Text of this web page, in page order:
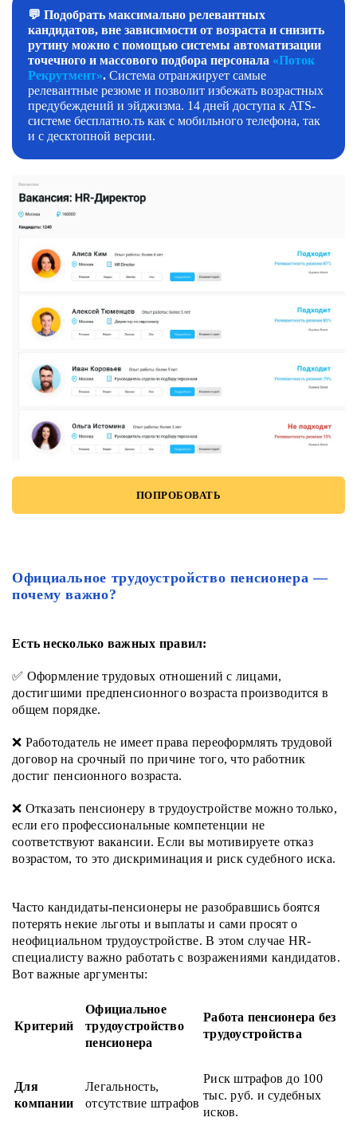
💬 Подобрать максимально релевантных
кандидатов, вне зависимости от возраста и снизить
рутину можно с помощью системы автоматизации
точечного и массового подбора персонала «Поток
Рекрутмент». Система отранжирует самые
релевантные резюме и позволит избежать возрастных
предубеждений и эйджизма. 14 дней доступа к ATS-
системе бесплатно.ть как с мобильного телефона, так
и с десктопной версии.
ПОПРОБОВАТЬ
Официальное трудоустройство пенсионера —
почему важно?
Есть несколько важных правил:
✅ Оформление трудовых отношений с лицами,
достигшими предпенсионного возраста производится в
общем порядке.
❌ Работодатель не имеет права переоформлять трудовой
договор на срочный по причине того, что работник
достиг пенсионного возраста.
❌ Отказать пенсионеру в трудоустройстве можно только,
если его профессиональные компетенции не
соответствуют вакансии. Если вы мотивируете отказ
возрастом, то это дискриминация и риск судебного иска.
Часто кандидаты-пенсионеры не разобравшись боятся
потерять некие льготы и выплаты и сами просят о
неофициальном трудоустройстве. В этом случае HR-
специалисту важно работать с возражениями кандидатов.
Вот важные аргументы:
Критерий
Официальное
трудоустройство
пенсионера
Работа пенсионера без
трудоустройства
Для
компании
Легальность,
отсутствие штрафов
Риск штрафов до 100
тыс. руб. и судебных
исков.